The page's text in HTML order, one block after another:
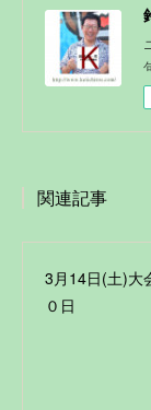
関連記事
3月14日(土)大
０日